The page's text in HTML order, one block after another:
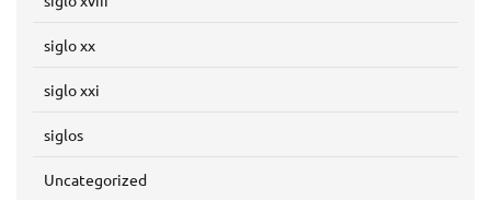
siglo xx
siglo xxi
siglos
Uncategorized